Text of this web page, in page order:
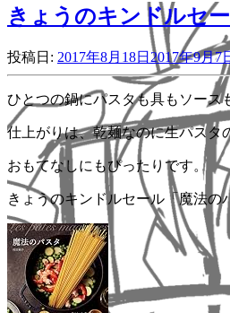
きょうのキンドルセ
投稿日: 2017年8月18日 2017年9月7
ひとつの鍋にパスタも具もソース
仕上がりは、乾麺なのに生パスタ
おもてなしにもぴったりです。
きょうのキンドルセール「魔法の